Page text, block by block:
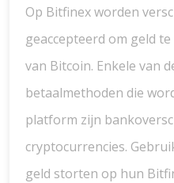
Op Bitfinex worden
geaccepteerd om geld
van Bitcoin. Enkele van
betaalmethoden die
platform zijn
cryptocurrencies.
geld storten op hun